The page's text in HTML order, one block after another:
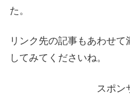
た。
リンク先の記事もあわせ
してみてくださいね。
スポン